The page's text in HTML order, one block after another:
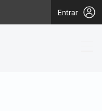
Entrar